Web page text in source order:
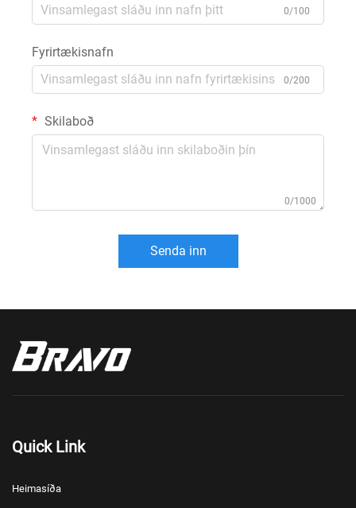
0/100
Fyrirtækisnafn
0/200
Skilaboð
0/1000
Senda inn
Quick Link
Heimasíða